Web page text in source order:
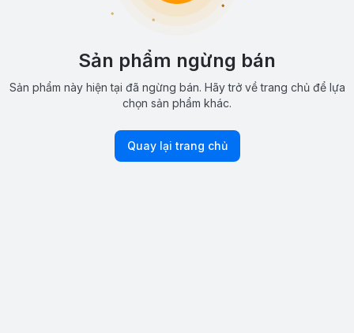
Sản phẩm ngừng bán
Sản phẩm này hiện tại đã ngừng bán. Hãy trở về trang chủ để lựa
chọn sản phẩm khác.
Quay lại trang chủ